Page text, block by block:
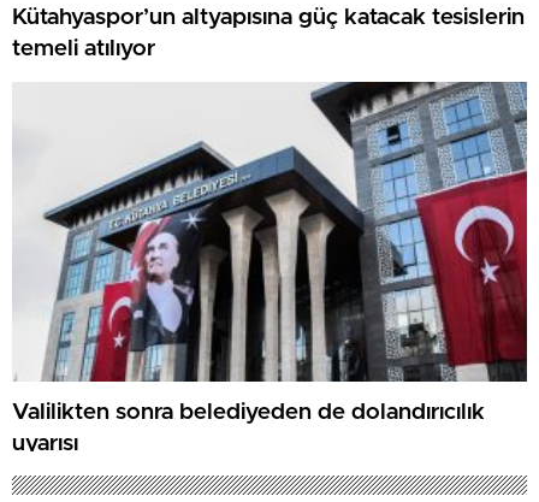
Kütahyaspor’un altyapısına güç katacak tesislerin
temeli atılıyor
Valilikten sonra belediyeden de dolandırıcılık
uyarısı